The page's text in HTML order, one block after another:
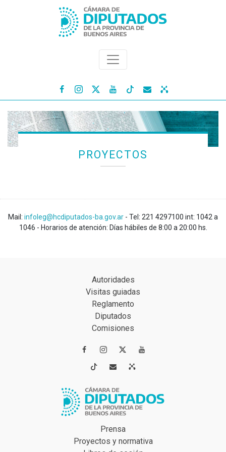
   
PROYECTOS
Mail: infoleg@hcdiputados-ba.gov.ar - Tel: 221 4297100 int: 1042 a
1046 - Horarios de atención: Días hábiles de 8:00 a 20:00 hs.
Autoridades
Visitas guiadas
Reglamento
Diputados
Comisiones
 
 
Prensa
Proyectos y normativa